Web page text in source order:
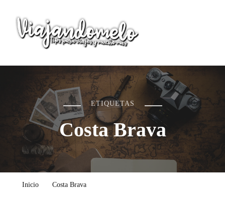
Viajandomelo
Todo lo que necesitas saber en tu próximo viaje
ETIQUETAS
Costa Brava
Inicio Costa Brava